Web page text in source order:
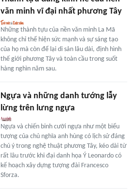
văn minh vĩ đại nhất phương Tây
Những thành tựu của nền văn minh La Mã
không chỉ thể hiện sức mạnh và sự sáng tạo
của họ mà còn để lại di sản lâu dài, định hình
thế giới phương Tây và toàn cầu trong suốt
hàng nghìn năm sau.
Ngựa và những danh tướng lẫy
lừng trên lưng ngựa
Ngựa và chiến binh cưỡi ngựa như một biểu
tượng của chủ nghĩa anh hùng có lịch sử đáng
chú ý trong nghệ thuật phương Tây, kéo dài từ
rất lâu trước khi đại danh họa Ý Leonardo có
kế hoạch xây dựng tượng đài Francesco
Sforza.